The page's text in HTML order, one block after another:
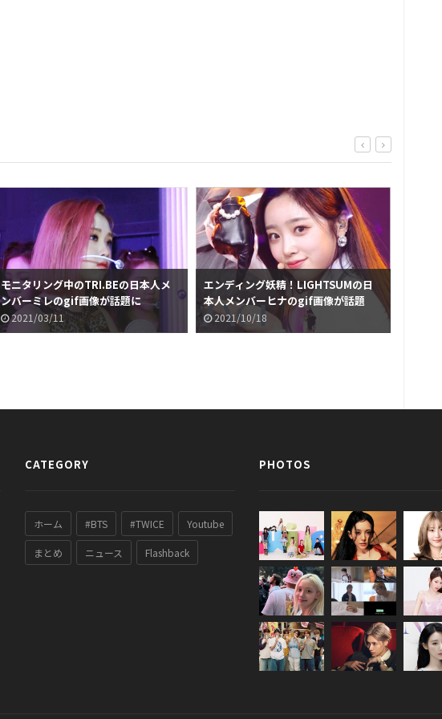
モニタリング中のTRI.BEの日本人メ
ンバーミレのgif画像が話題に
2021/03/11
エンディング妖精！LIGHTSUMの日
本人メンバーヒナのgif画像が話題
に、第2弾
2021/10/18
CATEGORY
ホーム #BTS #TWICE Youtube
まとめ ニュース Flashback
PHOTOS